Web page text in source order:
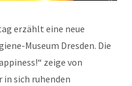
erzählt eine neue
Museum Dresden. Die
zeige von
in sich ruhenden